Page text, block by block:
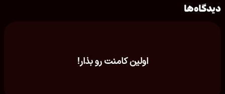
دیدگاه‌ها
اولین کامنت رو بذار!